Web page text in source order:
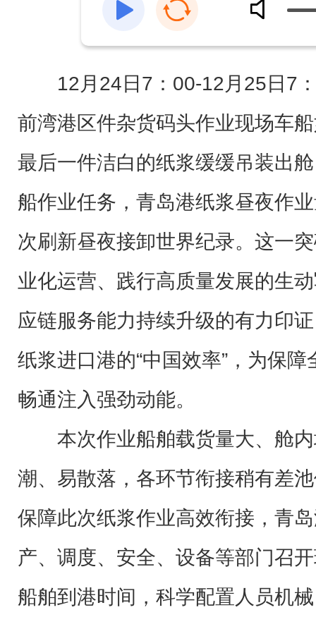
12月24日7：00-12月25日7
前湾港区件杂货码头作业现场车
最后一件洁白的纸浆缓缓吊装出
船作业任务，青岛港纸浆昼夜作
次刷新昼夜接卸世界纪录。这一
业化运营、践行高质量发展的生
应链服务能力持续升级的有力印
纸浆进口港的“中国效率”，为保
畅通注入强劲动能。
本次作业船舶载货量大、舱
潮、易散落，各环节衔接稍有差
保障此次纸浆作业高效衔接，青
产、调度、安全、设备等部门召
船舶到港时间，科学配置人员机